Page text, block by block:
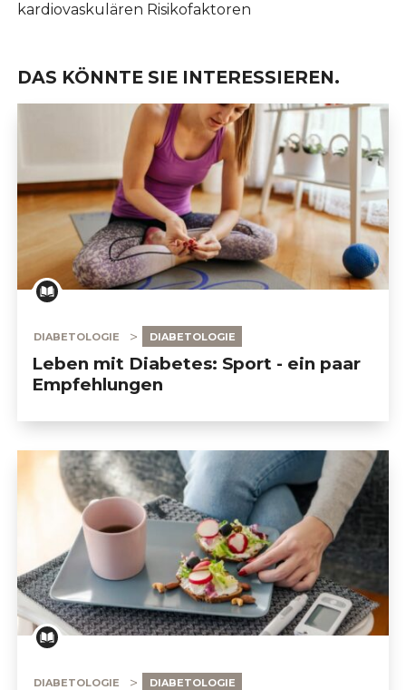
kardiovaskulären Risikofaktoren
DAS KÖNNTE SIE INTERESSIEREN.
DIABETOLOGIE DIABETOLOGIE
Leben mit Diabetes: Sport - ein paar
Empfehlungen
DIABETOLOGIE DIABETOLOGIE